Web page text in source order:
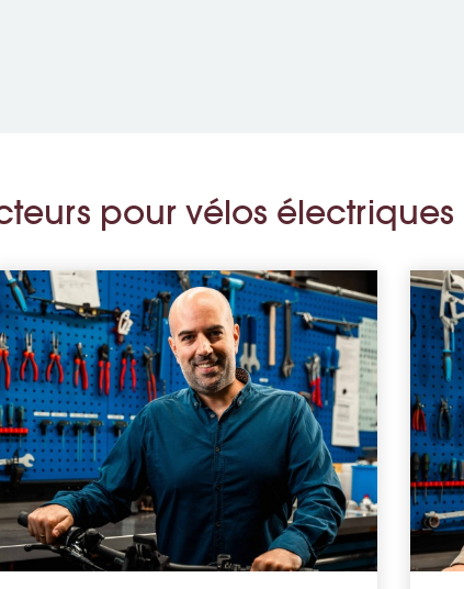
pour vélos électriques